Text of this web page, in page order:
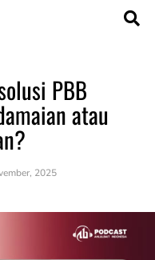
PBB
atau
2025